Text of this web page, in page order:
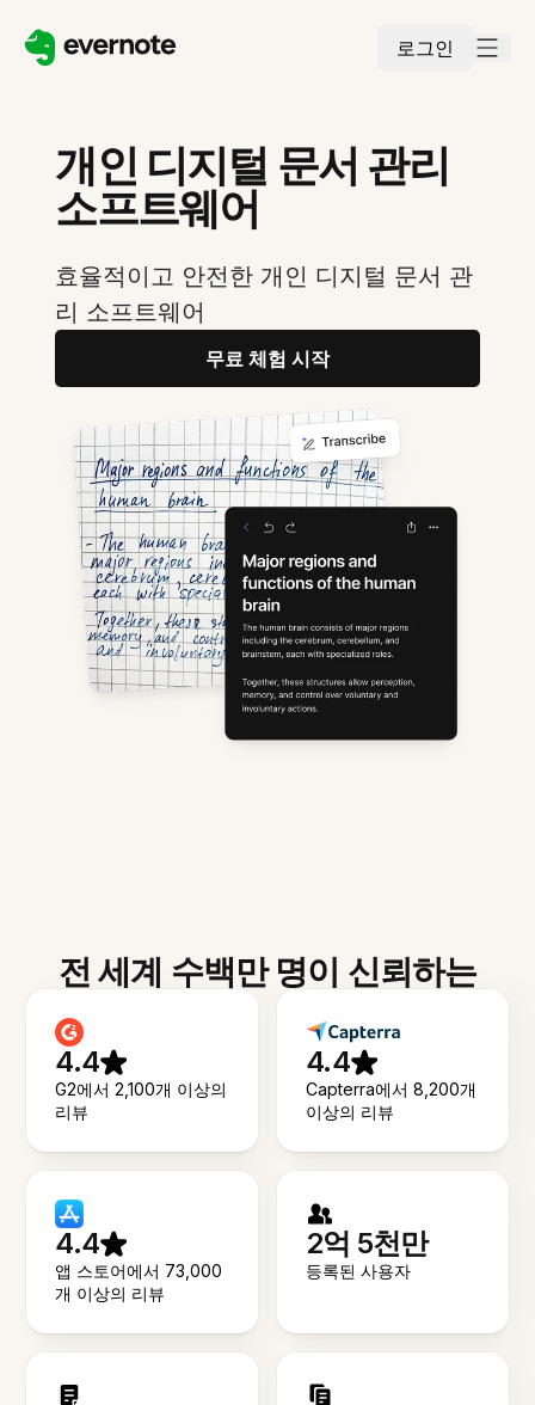
로그인
개인 디지털 문서 관리
소프트웨어
효율적이고 안전한 개인 디지털 문서 관
리 소프트웨어
무료 체험 시작
전 세계 수백만 명이 신뢰하는
4.4
G2에서 2,100개 이상의
리뷰
4.4
Capterra에서 8,200개
이상의 리뷰
4.4
앱 스토어에서 73,000
개 이상의 리뷰
2억 5천만
등록된 사용자